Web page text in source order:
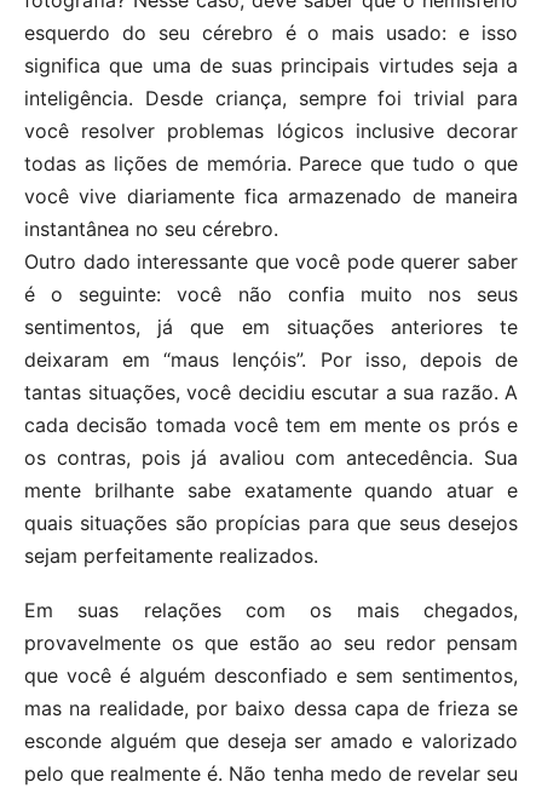
esquerdo do seu cérebro é o mais usado: e isso
significa que uma de suas principais virtudes seja a
inteligência. Desde criança, sempre foi trivial para
você resolver problemas lógicos inclusive decorar
todas as lições de memória. Parece que tudo o que
você vive diariamente fica armazenado de maneira
instantânea no seu cérebro.
Outro dado interessante que você pode querer saber
é o seguinte: você não confia muito nos seus
sentimentos, já que em situações anteriores te
deixaram em “maus lençóis”. Por isso, depois de
tantas situações, você decidiu escutar a sua razão. A
cada decisão tomada você tem em mente os prós e
os contras, pois já avaliou com antecedência. Sua
mente brilhante sabe exatamente quando atuar e
quais situações são propícias para que seus desejos
sejam perfeitamente realizados.
Em suas relações com os mais chegados,
provavelmente os que estão ao seu redor pensam
que você é alguém desconfiado e sem sentimentos,
mas na realidade, por baixo dessa capa de frieza se
esconde alguém que deseja ser amado e valorizado
pelo que realmente é. Não tenha medo de revelar seu